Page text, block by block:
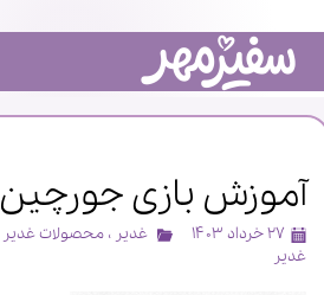
آموزش بازی جورچین
۲۷ خرداد ۱۴۰۳ غدیر ، محصولات غدیر
غدیر